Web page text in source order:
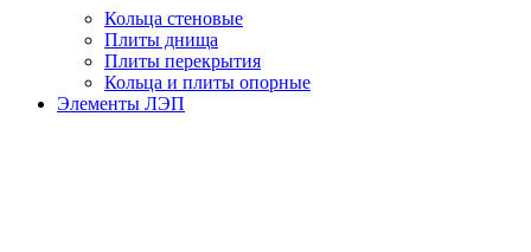
Кольца стеновые
Плиты днища
Плиты перекрытия
Кольца и плиты опорные
Элементы ЛЭП